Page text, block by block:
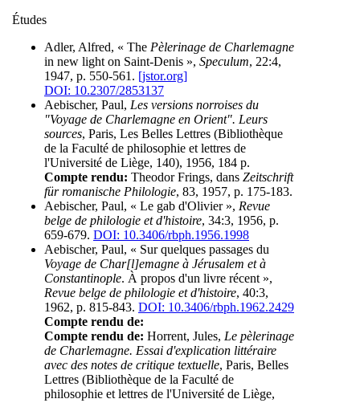
Études
Adler, Alfred, « The Pèlerinage de Charlemagne
in new light on Saint-Denis », Speculum, 22:4,
1947, p. 550-561. [jstor.org]
DOI: 10.2307/2853137
Aebischer, Paul, Les versions norroises du
"Voyage de Charlemagne en Orient". Leurs
sources, Paris, Les Belles Lettres (Bibliothèque
de la Faculté de philosophie et lettres de
l'Université de Liège, 140), 1956, 184 p.
Compte rendu: Theodor Frings, dans Zeitschrift
für romanische Philologie, 83, 1957, p. 175-183.
Aebischer, Paul, « Le gab d'Olivier », Revue
belge de philologie et d'histoire, 34:3, 1956, p.
659-679. DOI: 10.3406/rbph.1956.1998
Aebischer, Paul, « Sur quelques passages du
Voyage de Char[l]emagne à Jérusalem et à
Constantinople. À propos d'un livre récent »,
Revue belge de philologie et d'histoire, 40:3,
1962, p. 815-843. DOI: 10.3406/rbph.1962.2429
Compte rendu de:
Compte rendu de: Horrent, Jules, Le pèlerinage
de Charlemagne. Essai d'explication littéraire
avec des notes de critique textuelle, Paris, Belles
Lettres (Bibliothèque de la Faculté de
philosophie et lettres de l'Université de Liège,